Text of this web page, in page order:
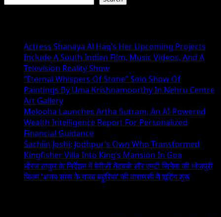
Actress Shanaya Al Haq’s Her Upcoming Projects
Include A South Indian Film, Music Videos, And A
Television Reality Show
“Eternal Whispers Of Stone” Solo Show Of
Paintings By Uma Krishnamoorthy In Nehru Centre
Art Gallery
Melooha Launches Artha Sutram, An AI-Powered
Wealth Intelligence Report For Personalized
Financial Guidance
Sachiin Joshi: Jodhpur’s Own Who Transformed
Kingfisher Villa Into King’s Mansion In Goa
धीरज ठाकुर के निर्देशन में पेरीजी नेटवर्क और एमटी सिनेमा की भोजपुरी
फिल्म ‘अजब सास के गजब बहुरिया’ की वाराणसी में शूटिंग शुरू